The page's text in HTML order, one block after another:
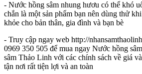
- Nước hồng sâm nhung hươu có thể khó
chắn là một sản phẩm bạn nên dùng thử
khỏe cho bản thân, gia đình và bạn bè
- Truy cập ngay web http://
0969 350 505 để mua ngay Nước hồng
sâm Thảo Linh với các chính sách về giá
tận nơi rất tiện lợi và an toàn